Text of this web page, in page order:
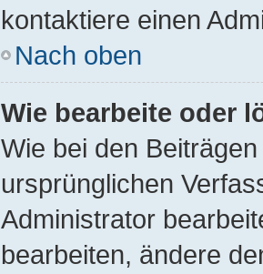
kontaktiere einen
Nach oben
Wie bearbeite oder
Wie bei den
ursprünglichen
Administrator
bearbeiten, ändere